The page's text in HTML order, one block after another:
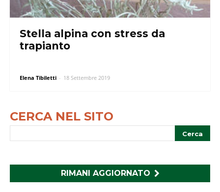
Stella alpina con stress da
trapianto
Elena Tibiletti - 18 Settembre 2019
CERCA NEL SITO
RIMANI AGGIORNATO